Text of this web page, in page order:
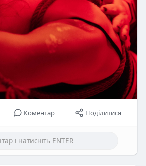
Коментар Поділитися